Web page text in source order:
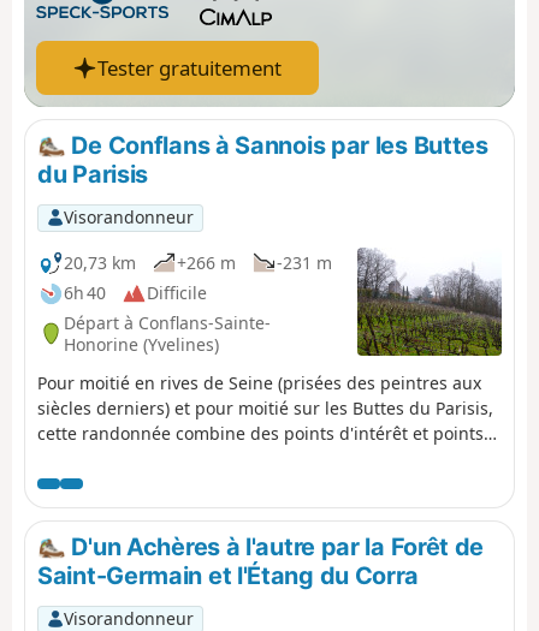
Tester gratuitement
De Conflans à Sannois par les Buttes
du Parisis
Visorandonneur
20,73 km
+266 m
-231 m
6h 40
Difficile
Départ à Conflans-Sainte-
Honorine (Yvelines)
Pour moitié en rives de Seine (prisées des peintres aux
siècles derniers) et pour moitié sur les Buttes du Parisis,
cette randonnée combine des points d'intérêt et points
le vieux centre de Conflans-Sainte-Honorine (Tour
Monoie du XIe, le très beau Château du Prieuré, du XIXe
qui héberge le Musée de la Batellerie), et les abords
fortifiés de l'immense Fort de Cormeilles.
D'un Achères à l'autre par la Forêt de
Saint-Germain et l'Étang du Corra
Visorandonneur